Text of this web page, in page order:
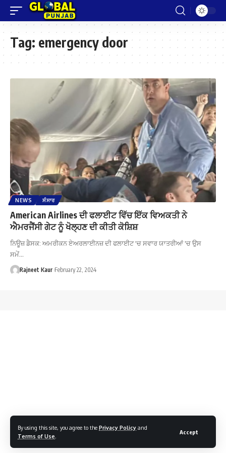
By using this site, you agree to the Privacy Policy and
Terms of Use
Accept
Tag: emergency door
NEWS ਸੰਸਾਰ
American Airlines ਦੀ ਫਲਾਈਟ ਵਿੱਚ ਇੱਕ ਵਿਅਕਤੀ ਨੇ
ਐਮਰਜੈਂਸੀ ਗੇਟ ਨੂੰ ਖੋਲ੍ਹਣ ਦੀ ਕੀਤੀ ਕੋਸ਼ਿਸ਼
ਨਿਊਜ਼ ਡੈਸਕ: ਅਮਰੀਕਨ ਏਅਰਲਾਈਨਜ਼ ਦੀ ਫਲਾਈਟ 'ਚ ਸਵਾਰ ਯਾਤਰੀਆਂ 'ਚ ਉਸ
ਸਮੇਂ…
Rajneet Kaur February 22, 2024